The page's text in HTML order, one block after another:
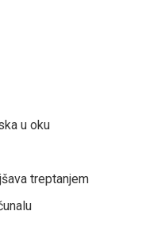
u oku
treptanjem